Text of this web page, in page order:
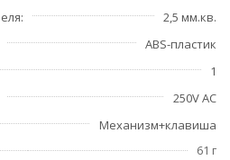
2,5 мм.кв.
ABS-пластик
1
250V AC
Механизм+клавиша
61 г